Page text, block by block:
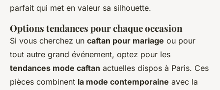
parfait qui met en valeur sa silhouette.
Options tendances pour chaque occasion
Si vous cherchez un caftan pour mariage ou pour
tout autre grand événement, optez pour les
tendances mode caftan actuelles dispos à Paris. Ces
pièces combinent la mode contemporaine avec la